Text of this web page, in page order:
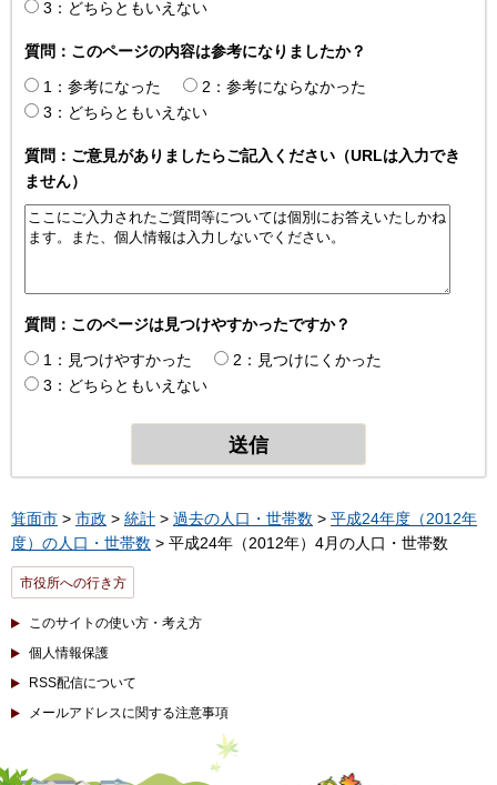
3：どちらともいえない
質問：このページの内容は参考になりましたか？
1：参考になった
2：参考にならなかった
3：どちらともいえない
質問：ご意見がありましたらご記入ください（URLは入力でき
ません）
質問：このページは見つけやすかったですか？
1：見つけやすかった
2：見つけにくかった
3：どちらともいえない
箕面市 > 市政 > 統計 > 過去の人口・世帯数 > 平成24年度（2012年
度）の人口・世帯数 > 平成24年（2012年）4月の人口・世帯数
市役所への行き方
このサイトの使い方・考え方
個人情報保護
RSS配信について
メールアドレスに関する注意事項